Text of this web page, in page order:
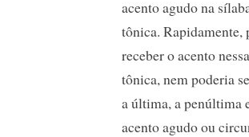
acento agudo na
tônica. Rapidamente,
receber o acento
tônica, nem poderia
a última, a penúltima
acento agudo ou